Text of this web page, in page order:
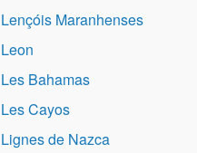
Lençóis Maranhenses
Leon
Les Bahamas
Les Cayos
Lignes de Nazca